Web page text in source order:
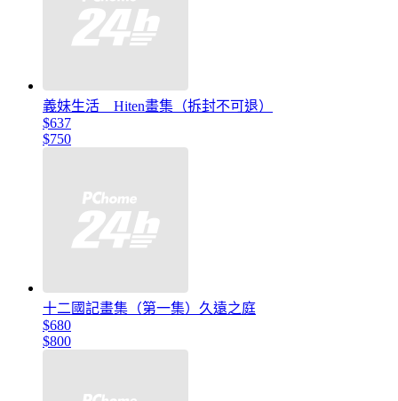
義妹生活 Hiten畫集（拆封不可退）
$637
$750
十二國記畫集（第一集）久遠之庭
$680
$800